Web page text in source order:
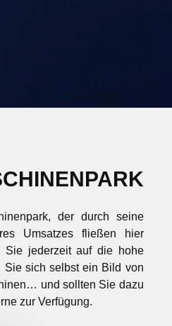
der durch seine
Umsatzes fließen hier
Sie jederzeit auf die hohe
Sie sich selbst ein Bild von
und sollten Sie dazu
zur Verfügung.